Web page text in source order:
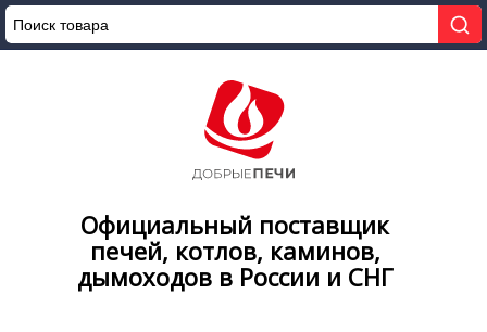
Официальный поставщик
печей, котлов, каминов,
дымоходов в России и СНГ